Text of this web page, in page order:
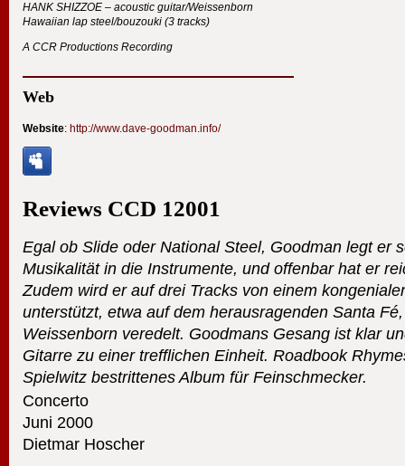
HANK SHIZZOE – acoustic guitar/Weissenborn
Hawaiian lap steel/bouzouki (3 tracks)
A CCR Productions Recording
Web
Website: http://www.dave-goodman.info/
Reviews CCD 12001
Egal ob Slide oder National Steel, Goodman legt er
Musikalität in die Instrumente, und offenbar hat er
Zudem wird er auf drei Tracks von einem
unterstützt, etwa auf dem herausragenden Santa
Weissenborn veredelt. Goodmans Gesang ist klar
Gitarre zu einer trefflichen Einheit. Roadbook
Spielwitz bestrittenes Album für Feinschmecker.
Concerto
Juni 2000
Dietmar Hoscher